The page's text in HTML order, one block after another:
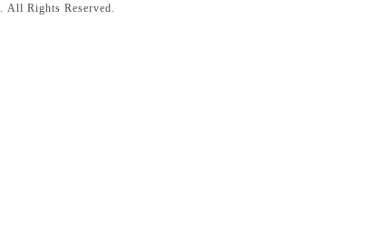
. All Rights Reserved.